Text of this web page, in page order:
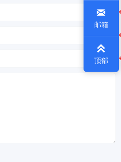

邮箱

顶部